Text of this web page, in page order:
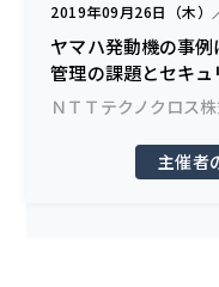
2019年09月26日（木）
ヤマハ発動機の事
管理の課題とセキュ
ＮＴＴテクノクロス
主催者